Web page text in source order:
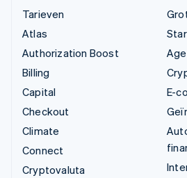
Tarieven
Atlas
Authorization Boost
Billing
Capital
Checkout
Climate
Connect
Cryptovaluta
E-